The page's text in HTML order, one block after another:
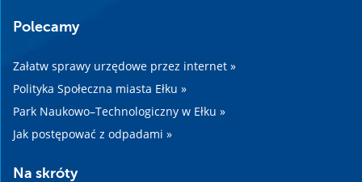
Polecamy
Załatw sprawy urzędowe przez internet »
Polityka Społeczna miasta Ełku »
Park Naukowo–Technologiczny w Ełku »
Jak postępować z odpadami »
Na skróty